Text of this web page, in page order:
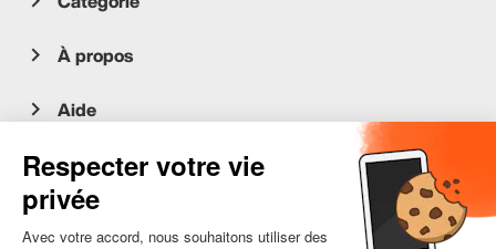
À propos
Aide
Service client
occasion.migros.mobile@recommerce.com